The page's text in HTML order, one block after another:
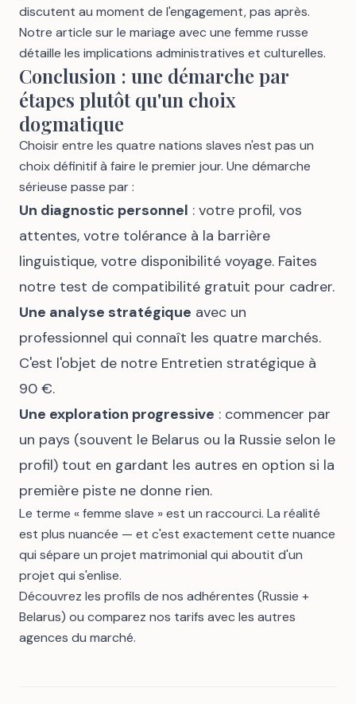
discutent au moment de l'engagement, pas après.
Notre article surle mariage avec une femme russe
détaille les implications administratives et culturelles.
Conclusion : une démarche par
étapes plutôt qu'un choix
dogmatique
Choisir entre les quatre nations slaves n'est pas un
choix définitif à faire le premier jour. Une démarche
sérieuse passe par :
Un diagnostic personnel : votre profil, vos
attentes, votre tolérance à la barrière
linguistique, votre disponibilité voyage. Faites
notre test de compatibilité gratuit pour cadrer.
Une analyse stratégique avec un
professionnel qui connaît les quatre marchés.
C'est l'objet de notre Entretien stratégique à
90 €.
Une exploration progressive : commencer par
un pays (souvent le Belarus ou la Russie selon le
profil) tout en gardant les autres en option si la
première piste ne donne rien.
Le terme « femme slave » est un raccourci. La réalité
est plus nuancée — et c'est exactement cette nuance
qui sépare un projet matrimonial qui aboutit d'un
projet qui s'enlise.
Découvrez les profils de nos adhérentes (Russie +
Belarus) ou comparez nos tarifs avec les autres
agences du marché.